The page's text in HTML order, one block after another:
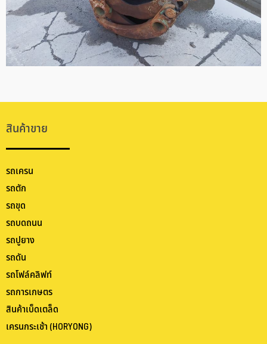
สินค้าขาย
รถเครน
รถตัก
รถขุด
รถบดถนน
รถปูยาง
รถดัน
รถโฟล์คลิฟท์
รถการเกษตร
สินค้าเบ็ดเตล็ด
เครนกระเช้า (HORYONG)